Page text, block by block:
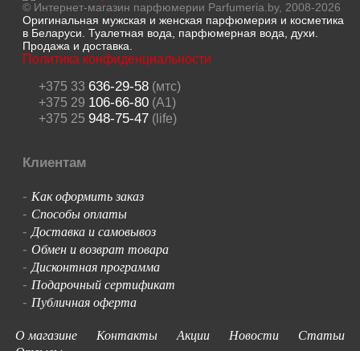
© Интернет-магазин парфюмерии Parfumeria.by, 2008-2026
Оригинальная мужская и женская парфюмерия и косметика
в Беларуси. Туалетная вода, парфюмерная вода, духи.
Продажа и доставка.
Политика конфиденциальности
+375 33 636-29-58(мтс)
+375 29 106-66-80(A1)
+375 25 948-75-47(life)
Клиентам
- Как оформить заказ
- Способы оплаты
-Доставка и самовывоз
- Обмен и возврат товара
-Дисконтная программа
- Подарочный сертификат
- Публичная оферта
О магазине
Контакты Акции Новости
Статьи